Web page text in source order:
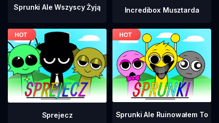
Sprunki Ale Wszyscy Żyją Incredibox Musztarda
Sprejecz Sprunki Ale Ruinowałem To